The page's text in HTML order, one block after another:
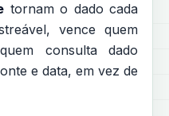
tornam o dado cada
vence quem
consulta dado
e data, em vez de